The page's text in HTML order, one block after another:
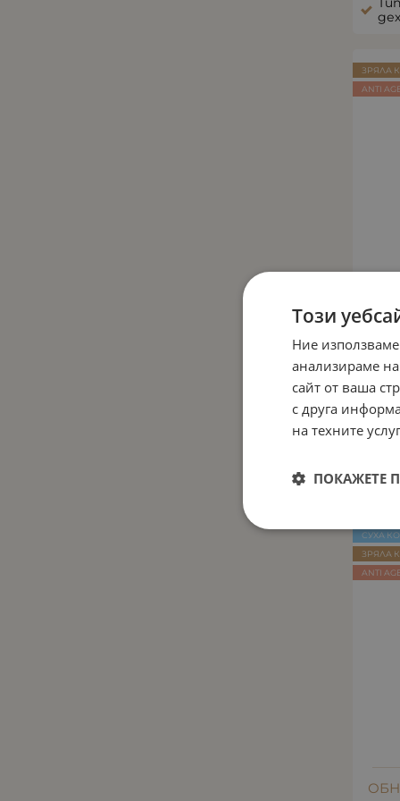
ЗРЯЛА
ANTI AGE
СУХА
ЗРЯЛА
ANTI AGE
Този
Ние
анализираме
сайт от ваша
с друга
на техните
ПОКАЖЕТЕ